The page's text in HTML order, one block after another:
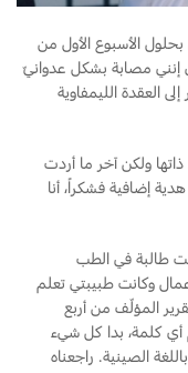
الأسبوع الأول من
لي إنني مصابة بشكل عدوانيّ
العقدة الليمفاوية
ولكن آخر ما أردت
إضافية فشكراً، أنا
طالبة في الطب
وكانت طبيبتي تعلم
المؤلّف من أربع
أي كلمة، بدا كل شيء
الصينية. راجعناه